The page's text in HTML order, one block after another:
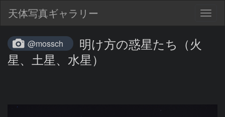
天体写真ギャラリー
@mossch
明け方の惑星たち（火
星、土星、水星）